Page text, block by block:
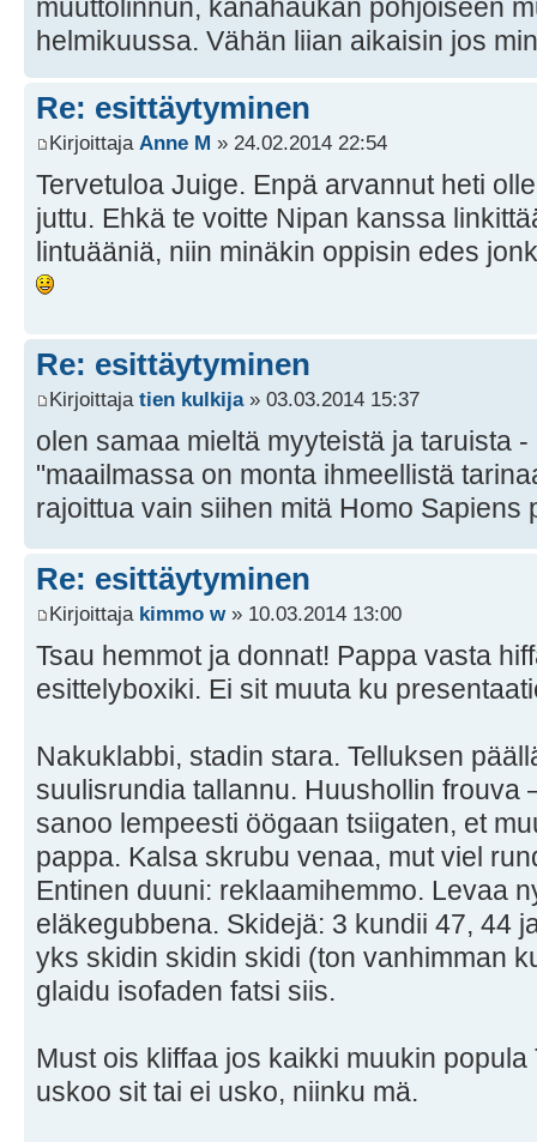
muuttolinnun, kanahaukan pohjoiseen
helmikuussa. Vähän liian aikaisin jos
Re: esittäytyminen
Kirjoittaja Anne M » 24.02.2014 22:54
Tervetuloa Juige. Enpä arvannut heti
juttu. Ehkä te voitte Nipan kanssa
lintuääniä, niin minäkin oppisin edes
Re: esittäytyminen
Kirjoittaja tien kulkija» 03.03.2014 15:37
olen samaa mieltä myyteistä ja taruista
"maailmassa on monta ihmeellistä
rajoittua vain siihen mitä Homo Sapiens
Re: esittäytyminen
Kirjoittaja kimmo w» 10.03.2014 13:00
Tsau hemmot ja donnat! Pappa vasta
esittelyboxiki. Ei sit muuta ku
Nakuklabbi, stadin stara. Telluksen
suulisrundia tallannu. Huushollin frouva
sanoo lempeesti öögaan tsiigaten, et
pappa. Kalsa skrubu venaa, mut viel
Entinen duuni: reklaamihemmo. Levaa
eläkegubbena. Skidejä: 3 kundii 47, 44
yks skidin skidin skidi (ton vanhimman
glaidu isofaden fatsi siis.
Must ois kliffaa jos kaikki muukin
uskoo sit tai ei usko, niinku mä.